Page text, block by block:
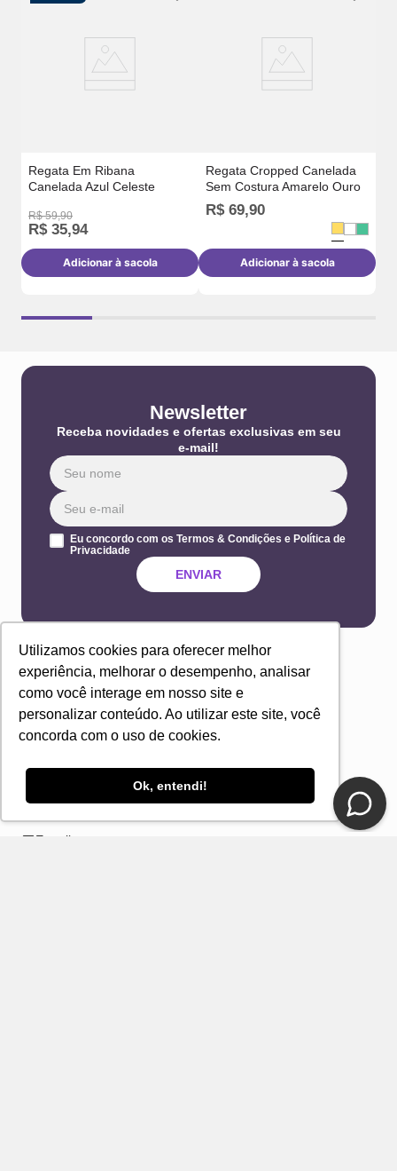
Utilizamos cookies para oferecer melhor
experiência, melhorar o desempenho, analisar
como você interage em nosso site e
personalizar conteúdo. Ao utilizar este site, você
concorda com o uso de cookies.
Ok, entendi!
Regata Em Ribana
Canelada Azul Celeste
R$ 59,90
R$ 35,94
Adicionar à sacola
Regata Cropped Canelada
Sem Costura Amarelo Ouro
R$ 69,90
Adicionar à sacola
Newsletter
Receba novidades e ofertas exclusivas em seu
e-mail!
Eu concordo com os Termos & Condições e Política de
Privacidade
ENVIAR
E-mail